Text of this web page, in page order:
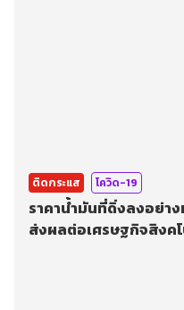
ติดกระแส โควิด-19
ราคาน้ำมันที่ดิ่งลงอย่า
ส่งผลต่อเศรษฐกิจสิงคโ